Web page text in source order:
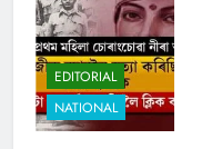
EDITORIAL
NATIONAL